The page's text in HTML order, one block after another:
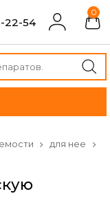
22-54
0
для нее